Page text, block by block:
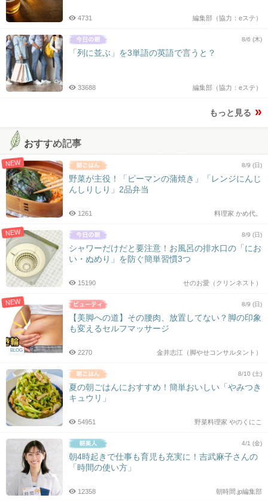
編集部（協力：eステ）
4731
8/6 (木)
「列に並ぶ」を3単語の英語で言うと？
編集部（協力：eステ）
33688
もっと見る
おすすめ記事
NEW 8/9 (日)
野菜が主役！「ピーマンの蒲焼き」「レンジにんじ
んしりしり」2品弁当
料理家 かめ代。
1261
NEW 8/9 (日)
シャワーだけだと要注意！お風呂の排水口の「にお
い・ぬめり」を防ぐ簡単習慣3つ
せのお愛（クリンネスト）
15190
NEW
BLOG
8/9 (日)
【美脚への道】その腰肉、放置してない？脚の印象
も変えるセルフマッサージ
金井志江（脚やせコンサルタント）
2270
8/10 (土)
夏の朝ごはんにおすすめ！簡単おいしい「やみつき
キュウリ」
野菜料理家 やのくにこ
54951
4/1 (金)
朝4時起きで仕事も育児も充実に！吉武麻子さんの
「時間の使い方」
朝時間.jp編集部
12358